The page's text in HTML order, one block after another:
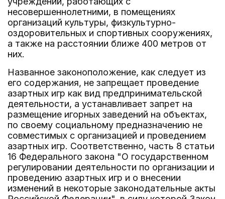
несовершеннолетними, в помещениях
организаций культуры, физкультурно-
оздоровительных и спортивных сооружениях,
а также на расстоянии ближе 400 метров от
них.
Названное законоположение, как следует из
его содержания, не запрещает проведение
азартных игр как вид предпринимательской
деятельности, а устанавливает запрет на
размещение игорных заведений на объектах,
по своему социальному предназначению не
совместимых с организацией и проведением
азартных игр. Соответственно, часть 8 статьи
16 Федерального закона "О государственном
регулировании деятельности по организации и
проведению азартных игр и о внесении
изменений в некоторые законодательные акты